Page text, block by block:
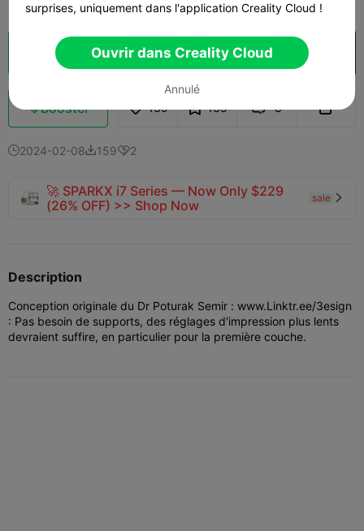
Découpes Ouvrir dans Creality Cloud
Booster 139 135  8 
2024-02-081592
🚀 SPARKX i7 Series — Now Only $229
(26% OFF) >> Shop Now
sale 
Description
Conception originale du Dr Poturak Semir : www.Linktr.ee/3esign
: Pas besoin de supports, des réglages d'impression plus lents
devraient suffire, en particulier pour la première couche.
surprises, uniquement dans l'application Creality Cloud !
Ouvrir dans Creality Cloud
Annulé